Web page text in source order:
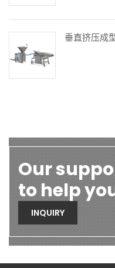
垂直挤压成
Our
to help
INQUIRY